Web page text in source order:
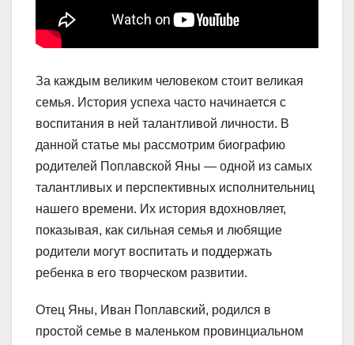
За каждым великим человеком стоит великая
семья. История успеха часто начинается с
воспитания в ней талантливой личности. В
данной статье мы рассмотрим биографию
родителей Поплавской Яны — одной из самых
талантливых и перспективных исполнительниц
нашего времени. Их история вдохновляет,
показывая, как сильная семья и любящие
родители могут воспитать и поддержать
ребенка в его творческом развитии.
Отец Яны, Иван Поплавский, родился в
простой семье в маленьком провинциальном